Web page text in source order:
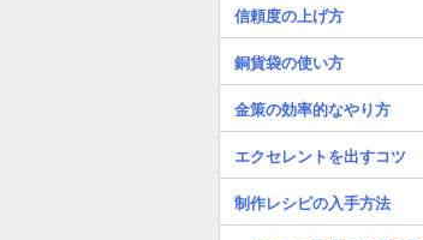
信頼度の上げ方
銅貨袋の使い方
金策の効率的なやり方
エクセレントを出すコツ
制作レシピの入手方法